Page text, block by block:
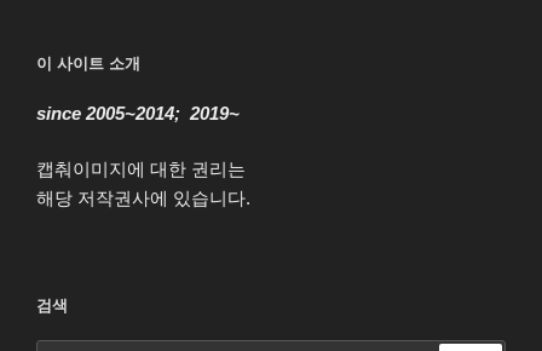
이 사이트 소개
since 2005~2014; 2019~
캡춰이미지에 대한 권리는
해당 저작권사에 있습니다.
검색